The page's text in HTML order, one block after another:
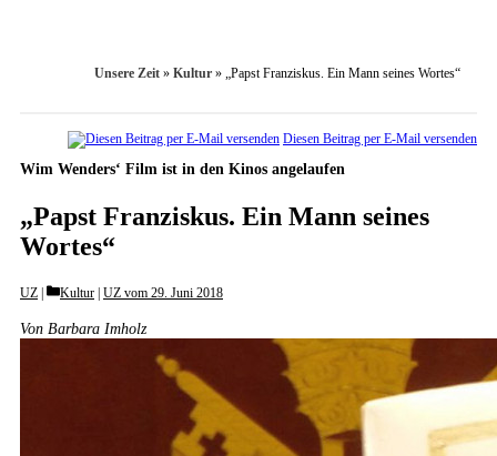
Unsere Zeit » Kultur » „Papst Franziskus. Ein Mann seines Wortes“
Diesen Beitrag per E-Mail versenden
Wim Wenders‘ Film ist in den Kinos angelaufen
„Papst Franziskus. Ein Mann seines
Wortes“
UZ Categories
Kultur UZ vom 29. Juni 2018
Von Barbara Imholz